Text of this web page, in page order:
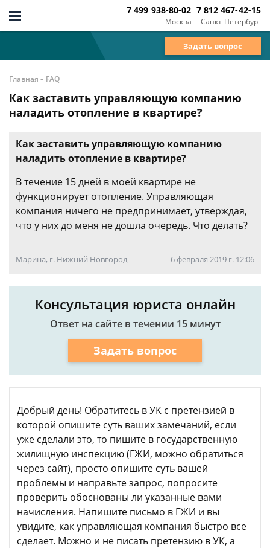
Москва
7 499 938-80-02
Санкт-Петербург
7 812 467-42-15
Задать вопрос
Главная - FAQ
Как заставить управляющую компанию
наладить отопление в квартире?
Как заставить управляющую компанию
наладить отопление в квартире?
В течение 15 дней в моей квартире не
функционирует отопление. Управляющая
компания ничего не предпринимает, утверждая,
что у них до меня не дошла очередь. Что делать?
Марина, г. Нижний Новгород 6 февраля 2019 г. 12:06
Консультация юриста онлайн
Ответ на сайте в течении 15 минут
Задать вопрос
Добрый день! Обратитесь в УК с претензией в
которой опишите суть ваших замечаний, если
уже сделали это, то пишите в государственную
жилищную инспекцию (ГЖИ, можно обратиться
через сайт), просто опишите суть вашей
проблемы и направьте запрос, попросите
проверить обоснованы ли указанные вами
начисления. Напишите письмо в ГЖИ и вы
увидите, как управляющая компания быстро все
сделает. Можно и не писать претензию в УК, а